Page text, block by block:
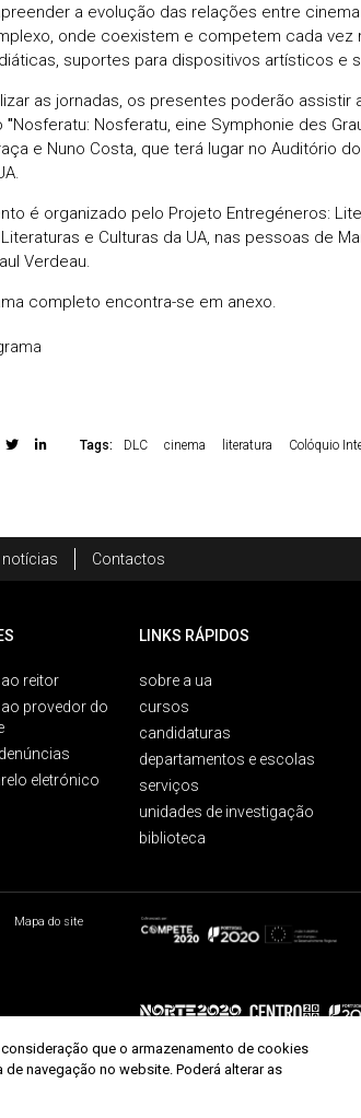
a evolução das relações entre
onde coexistem e competem cada
suportes para dispositivos artísticos e
as jornadas, os presentes poderão assistir
"Nosferatu: Nosferatu, eine Symphonie des
e Nuno Costa, que terá lugar no Auditório
é organizado pelo Projeto Entregéneros:
e Culturas da UA, nas pessoas de
Verdeau.
completo encontra-se em anexo.
Tags: DLC cinema literatura Colóquio
notícias Contactos
reitor
provedor do
eletrónico
LINKS RÁPIDOS
sobre a ua
cursos
candidaturas
departamentos e escolas
serviços
unidades de investigação
biblioteca
Mapa do site
que o armazenamento de cookies
navegação no website. Poderá alterar as